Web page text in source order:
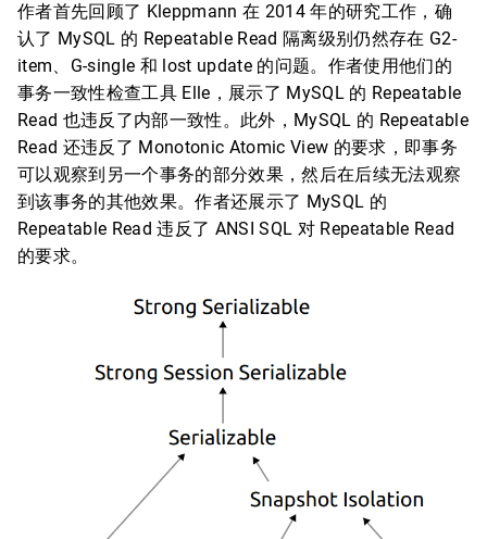
作者首先回顾了 Kleppmann 在 2014 年的研究工作，确
认了 MySQL 的 Repeatable Read 隔离级别仍然存在 G2-
item、G-single 和 lost update 的问题。作者使用他们的
事务一致性检查工具 Elle，展示了 MySQL 的 Repeatable
Read 也违反了内部一致性。此外，MySQL 的 Repeatable
Read 还违反了 Monotonic Atomic View 的要求，即事务
可以观察到另一个事务的部分效果，然后在后续无法观察
到该事务的其他效果。作者还展示了 MySQL 的
Repeatable Read 违反了 ANSI SQL 对 Repeatable Read
的要求。